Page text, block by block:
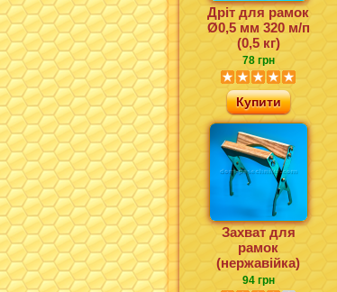
Дріт для рамок
Ø0,5 мм 320 м/п
(0,5 кг)
78 грн
Купити
Захват для
рамок
(нержавійка)
94 грн